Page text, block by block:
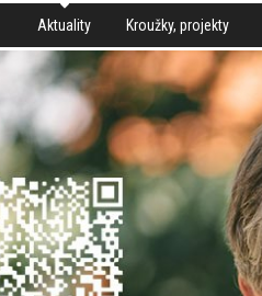
Aktuality Kroužky, projekty